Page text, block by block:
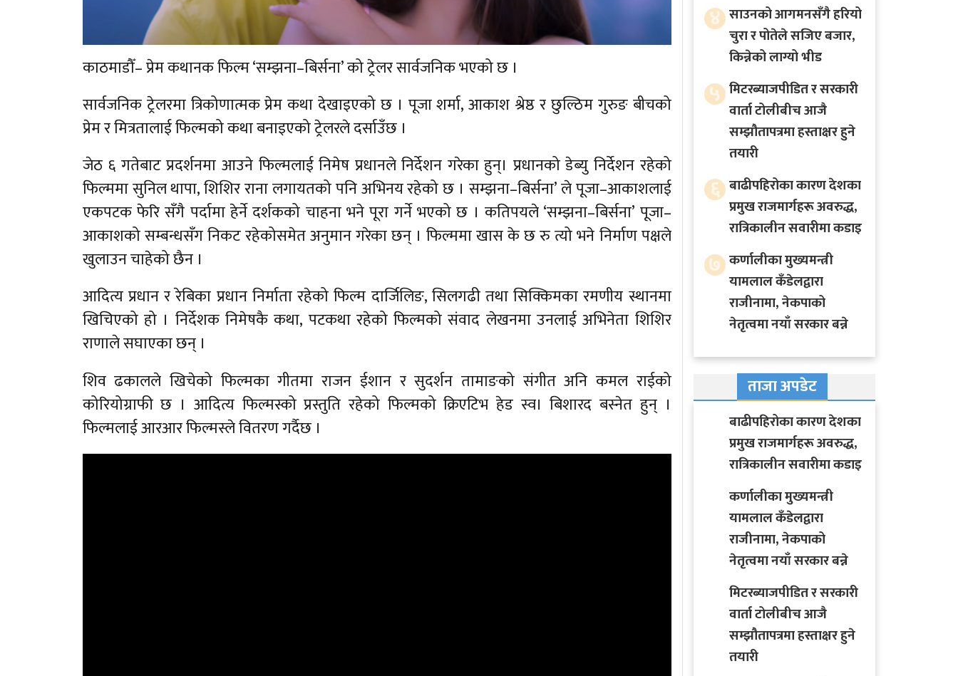
काठमाडौँ– प्रेम कथानक फिल्म ‘सम्झना–बिर्सना’ को ट्रेलर सार्वजनिक भएको छ ।
सार्वजनिक ट्रेलरमा त्रिकोणात्मक प्रेम कथा देखाइएको छ । पूजा शर्मा, आकाश श्रेष्ठ र छुल्ठिम गुरुङ बीचको
प्रेम र मित्रतालाई फिल्मको कथा बनाइएको ट्रेलरले दर्साउँछ ।
जेठ ६ गतेबाट प्रदर्शनमा आउने फिल्मलाई निमेष प्रधानले निर्देशन गरेका हुन्। प्रधानको डेब्यु निर्देशन रहेको
फिल्ममा सुनिल थापा, शिशिर राना लगायतको पनि अभिनय रहेको छ । सम्झना–बिर्सना’ ले पूजा–आकाशलाई
एकपटक फेरि सँगै पर्दामा हेर्ने दर्शकको चाहना भने पूरा गर्ने भएको छ । कतिपयले ‘सम्झना–बिर्सना’ पूजा–
आकाशको सम्बन्धसँग निकट रहेकोसमेत अनुमान गरेका छन् । फिल्ममा खास के छ रु त्यो भने निर्माण पक्षले
खुलाउन चाहेको छैन ।
आदित्य प्रधान र रेबिका प्रधान निर्माता रहेको फिल्म दार्जिलिङ, सिलगढी तथा सिक्किमका रमणीय स्थानमा
खिचिएको हो । निर्देशक निमेषकै कथा, पटकथा रहेको फिल्मको संवाद लेखनमा उनलाई अभिनेता शिशिर
राणाले सघाएका छन् ।
शिव ढकालले खिचेको फिल्मका गीतमा राजन ईशान र सुदर्शन तामाङको संगीत अनि कमल राईको
कोरियोग्राफी छ । आदित्य फिल्मस्को प्रस्तुति रहेको फिल्मको क्रिएटिभ हेड स्व। बिशारद बस्नेत हुन् ।
फिल्मलाई आरआर फिल्मस्ले वितरण गर्दैछ ।
४ साउनको आगमनसँगै हरियो
चुरा र पोतेले सजिए बजार,
किन्नेको लाग्यो भीड
५ मिटरब्याजपीडित र सरकारी
वार्ता टोलीबीच आजै
सम्झौतापत्रमा हस्ताक्षर हुने
तयारी
६ बाढीपहिरोका कारण देशका
प्रमुख राजमार्गहरू अवरुद्ध,
रात्रिकालीन सवारीमा कडाइ
७ कर्णालीका मुख्यमन्त्री
यामलाल कँडेलद्वारा
राजीनामा, नेकपाको
नेतृत्वमा नयाँ सरकार बन्ने
ताजा अपडेट
बाढीपहिरोका कारण देशका
प्रमुख राजमार्गहरू अवरुद्ध,
रात्रिकालीन सवारीमा कडाइ
कर्णालीका मुख्यमन्त्री
यामलाल कँडेलद्वारा
राजीनामा, नेकपाको
नेतृत्वमा नयाँ सरकार बन्ने
मिटरब्याजपीडित र सरकारी
वार्ता टोलीबीच आजै
सम्झौतापत्रमा हस्ताक्षर हुने
तयारी